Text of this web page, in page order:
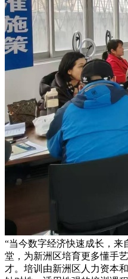
“当今数字经济快速成长，来
堂，为新洲区培育更多懂手
才。培训由新洲区人力资本